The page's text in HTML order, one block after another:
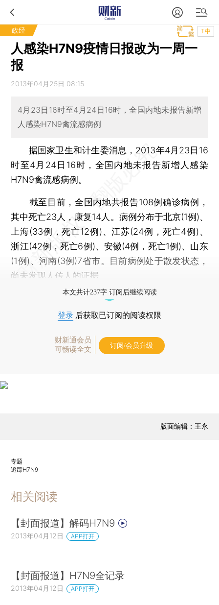
政经 T中
人感染H7N9疫情日报改为一周一
报
2013年04月25日 08:15
4月23日16时至4月24日16时，全国内地未报告新增
人感染H7N9禽流感病例
据国家卫生和计生委消息，2013年4月23日16
时至4月24日16时，全国内地未报告新增人感染
H7N9禽流感病例。
截至目前，全国内地共报告108例确诊病例，
其中死亡23人，康复14人。病例分布于北京(1例)、
上海(33例，死亡12例)、江苏(24例，死亡4例)、
浙江(42例，死亡6例)、安徽(4例，死亡1例)、山东
(1例)、河南(3例)7省市。目前病例处于散发状态，
尚未发现人传人的证据。
本文共计237字 订阅后继续阅读
登录 后获取已订阅的阅读权限
财新通会员
可畅读全文
订阅/会员升级
版面编辑：王永
专题
追踪H7N9
相关阅读
【封面报道】解码H7N9
2013年04月12日 APP打开
【封面报道】H7N9全记录
2013年04月12日 APP打开